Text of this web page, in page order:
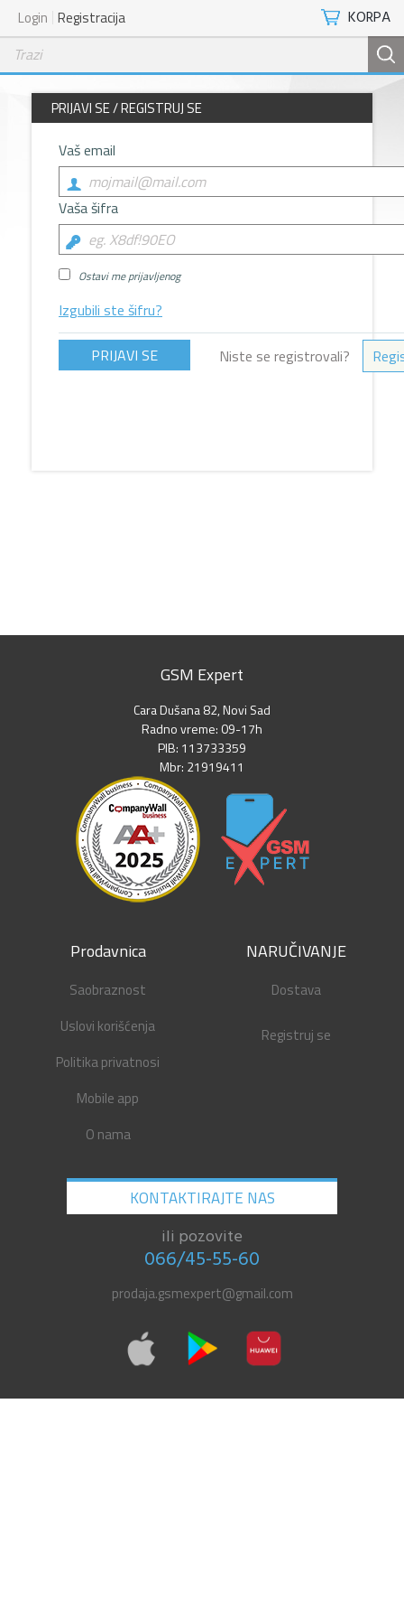
KORPA
Login Registracija
PRIJAVI SE / REGISTRUJ SE
Vaš email
Vaša šifra
Ostavi me prijavljenog
Izgubili ste šifru?
Niste se registrovali?
GSM Expert
Cara Dušana 82, Novi Sad
Radno vreme: 09-17h
PIB: 113733359
Mbr: 21919411
Prodavnica
Saobraznost
Uslovi korišćenja
Politika privatnosi
Mobile app
O nama
NARUČIVANJE
Dostava
Registruj se
KONTAKTIRAJTE NAS
ili pozovite
066/45-55-60
prodaja.gsmexpert@gmail.com